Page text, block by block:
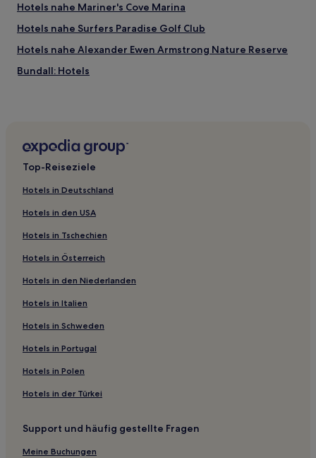
Hotels nahe Mariner's Cove Marina
Hotels nahe Surfers Paradise Golf Club
Hotels nahe Alexander Ewen Armstrong Nature Reserve
Bundall: Hotels
Currumbin Waters: Hotels
Hotels nahe S-Bahn-Station Broadbeach South
Pacific Pines: Hotels
Hotels nahe Surfers Paradise Beachfront Markets
Hotels nahe Tugun Hill Conservation Reserve
Reedy Creek: Hotels
Hotels nahe Palm Beach Pirate Schatzinsel Spielplatz
Hotels nahe Palm Beach Parklands
Hotels nahe Sea World
Merrimac: Hotels
Mermaid Beach: Hotels
Hotels nahe The Pines Elanora
Hotels nahe David Fleay Wildlife Park
Nerang: Hotels
Top-Reiseziele
Hotels in Deutschland
Hotels in den USA
Hotels in Tschechien
Hotels in Österreich
Hotels in den Niederlanden
Hotels in Italien
Hotels in Schweden
Hotels in Portugal
Hotels in Polen
Hotels in der Türkei
Support und häufig gestellte Fragen
Meine Buchungen